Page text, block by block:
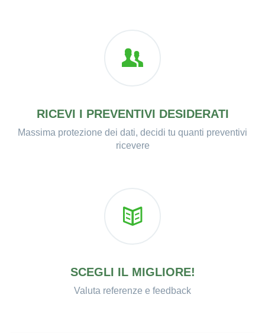
RICEVI I PREVENTIVI DESIDERATI
Massima protezione dei dati, decidi tu quanti preventivi
ricevere
SCEGLI IL MIGLIORE!
Valuta referenze e feedback